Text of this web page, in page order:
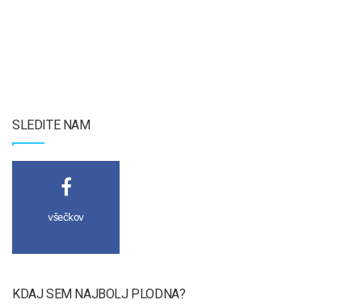
SLEDITE NAM
všečkov
KDAJ SEM NAJBOLJ PLODNA?